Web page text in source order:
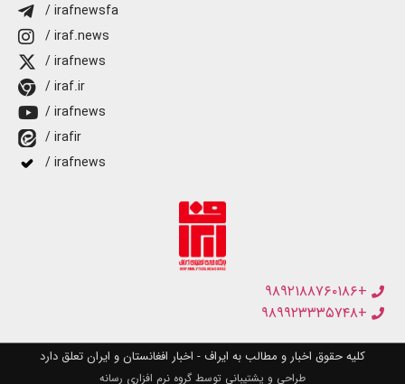
/ irafnewsfa
/ iraf.news
/ irafnews
/ iraf.ir
/ irafnews
/ irafir
/ irafnews
+۹۸۹۲۱۸۸۷۶۰۱۸۶
+۹۸۹۹۲۳۳۳۵۷۴۸
کلیه حقوق اخبار و مطالب به ایراف - اخبار افغانستان و ایران تعلق دارد
طراحی و پشتیبانی توسط گروه نرم افزاری رسانه